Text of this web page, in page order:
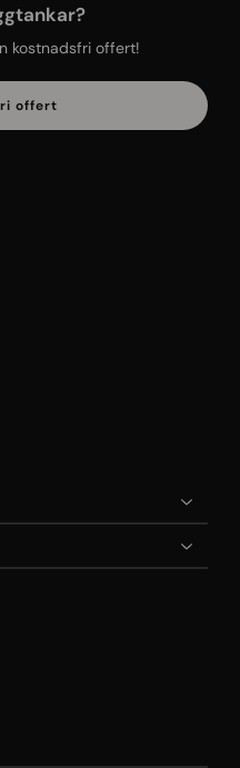
kostnadsfri offert!
offert